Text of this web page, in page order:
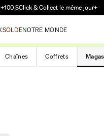
principal
$Click & Collect le même jour+
SOLDENOTRE MONDE
Chaînes Coffrets